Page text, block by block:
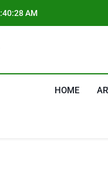
AM
HOME